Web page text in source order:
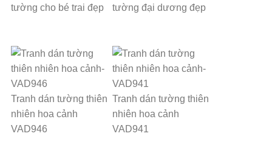
tường cho bé trai đẹp
tường đại dương đẹp
Tranh dán tường thiên
nhiên hoa cảnh
VAD946
Tranh dán tường thiên
nhiên hoa cảnh
VAD941